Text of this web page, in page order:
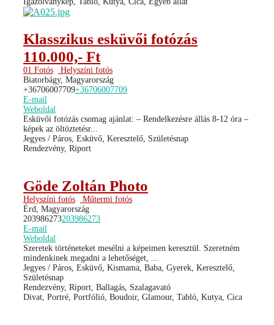
Klasszikus esküvői fotózás
110.000,- Ft
01 Fotós
Helyszíni fotós
Biatorbágy, Magyarország
+36706007709+36706007709
E-mail
Weboldal
Esküvői fotózás csomag ajánlat: – Rendelkezésre állás 8-12 óra –
képek az öltöztetésr...
Jegyes / Páros, Esküvő, Keresztelő, Születésnap
Rendezvény, Riport
Göde Zoltán Photo
Helyszíni fotós
Műtermi fotós
Érd, Magyarország
203986273203986273
E-mail
Weboldal
Szeretek történeteket mesélni a képeimen keresztül. Szeretném
mindenkinek megadni a lehetőséget, ...
Jegyes / Páros, Esküvő, Kismama, Baba, Gyerek, Keresztelő,
Születésnap
Rendezvény, Riport, Ballagás, Szalagavató
Divat, Portré, Portfólió, Boudoir, Glamour, Tabló, Kutya, Cica